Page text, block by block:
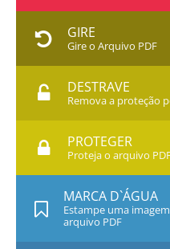
GIRE
Gire o Arquivo PDF
DESTRAVE
Remova a proteção
PROTEGER
Proteja o arquivo
MARCA D`ÁGUA
Estampe uma
arquivo PDF